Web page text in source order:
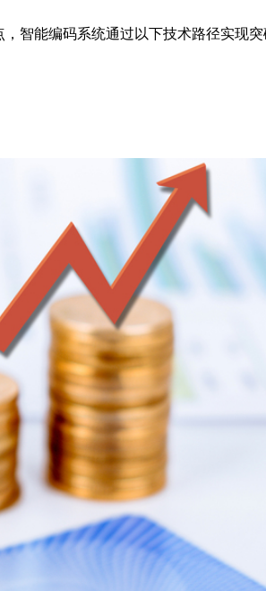
智能编码系统通过以下技术路径实现突